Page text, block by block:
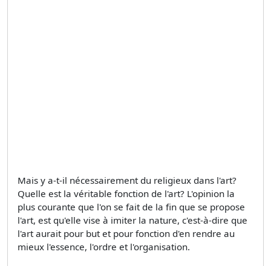
Mais y a-t-il nécessairement du religieux dans l'art?
Quelle est la véritable fonction de l'art? L'opinion la
plus courante que l'on se fait de la fin que se propose
l'art, est qu'elle vise à imiter la nature, c'est-à-dire que
l'art aurait pour but et pour fonction d'en rendre au
mieux l'essence, l'ordre et l'organisation.